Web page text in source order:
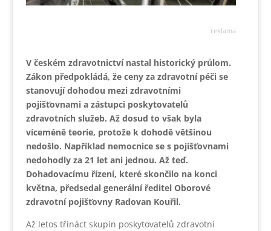
reklama
V českém zdravotnictví nastal historický průlom.
Zákon předpokládá, že ceny za zdravotní péči se
stanovují dohodou mezi zdravotními
pojišťovnami a zástupci poskytovatelů
zdravotních služeb. Až dosud to však byla
víceméně teorie, protože k dohodě většinou
nedošlo. Například nemocnice se s pojišťovnami
nedohodly za 21 let ani jednou. Až teď.
Dohadovacímu řízení, které skončilo na konci
května, předsedal generální ředitel Oborové
zdravotní pojišťovny Radovan Kouřil.
Až letos třináct skupin poskytovatelů zdravotní